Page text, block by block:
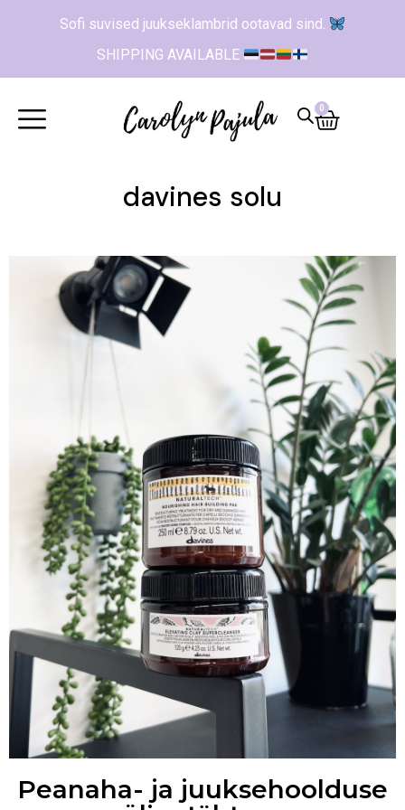
Sofi suvised juukseklambrid ootavad sind.
SHIPPING AVAILABLE
0
davines solu
Peanaha- ja juuksehoolduse